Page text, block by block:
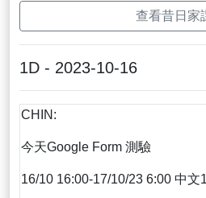
查看昔日家
1D - 2023-10-16
CHIN:
今天Google Form 測驗
16/10 16:00-17/10/23 6:00 中